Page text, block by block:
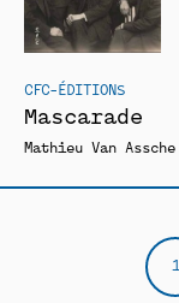
CFC-ÉDITIONS
Mascarade
Mathieu Van Assche
1